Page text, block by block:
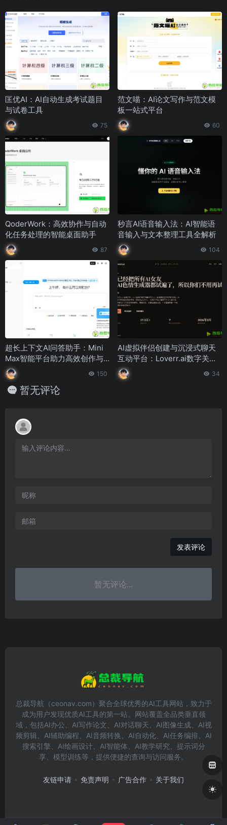
匡优AI：AI自动生成考试题目
与试卷工具
75
范文喵：AI论文写作与范文模
板一站式平台
60
QoderWork：高效协作与自动
化任务处理的智能桌面助手
87
秒言AI语音输入法：AI智能语
音输入与文本整理工具全解析
104
超长上下文AI问答助手：Mini
Max智能平台助力高效创作与
信息处理
150
AI虚拟伴侣创建与沉浸式聊天
互动平台：Loverr.ai数字关系
体验工具解析
34
暂无评论
发表评论
暂无评论...
总裁导航（ceonav.com）聚合全球优秀的AI工具网站，致力于
成为用户发现优质AI工具的第一站。网站覆盖全品类垂直领
域，包括AI办公、AI写作论文、AI对话聊天、AI图像生成、AI视
频剪辑、AI辅助编程、AI音频转换、AI自动化、AI任务编排、AI
搜索引擎、AI绘画设计、AI智能体、AI教学研究、提示词分
享、模型训练等，提供便捷的查询与访问服务。
友链申请 免责声明 广告合作 关于我们
Copyright © 2026